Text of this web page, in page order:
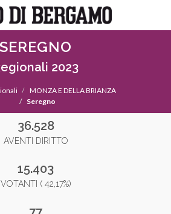
SEREGNO
2023
MONZA E DELLA BRIANZA
Seregno
36.528
AVENTI DIRITTO
15.403
VOTANTI ( 42,17%)